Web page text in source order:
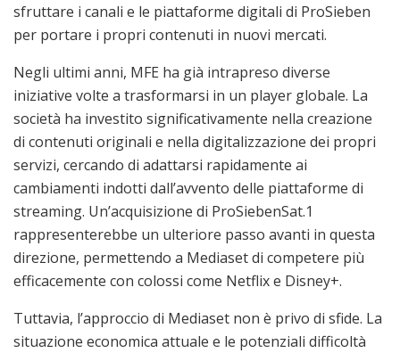
sfruttare i canali e le piattaforme digitali di ProSieben
per portare i propri contenuti in nuovi mercati.
Negli ultimi anni, MFE ha già intrapreso diverse
iniziative volte a trasformarsi in un player globale. La
società ha investito significativamente nella creazione
di contenuti originali e nella digitalizzazione dei propri
servizi, cercando di adattarsi rapidamente ai
cambiamenti indotti dall’avvento delle piattaforme di
streaming. Un’acquisizione di ProSiebenSat.1
rappresenterebbe un ulteriore passo avanti in questa
direzione, permettendo a Mediaset di competere più
efficacemente con colossi come Netflix e Disney+.
Tuttavia, l’approccio di Mediaset non è privo di sfide. La
situazione economica attuale e le potenziali difficoltà